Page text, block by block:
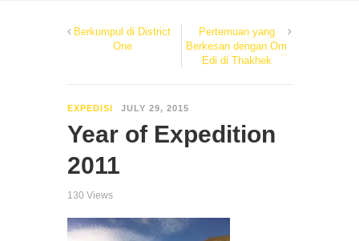
Berkumpul di District
One
Pertemuan yang
Berkesan dengan Om
Edi di Thakhek
EXPEDISI JULY 29, 2015
Year of Expedition
2011
130 Views